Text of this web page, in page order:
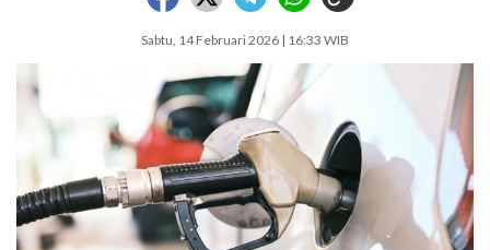
Sabtu, 14 Februari 2026 | 16:33 WIB